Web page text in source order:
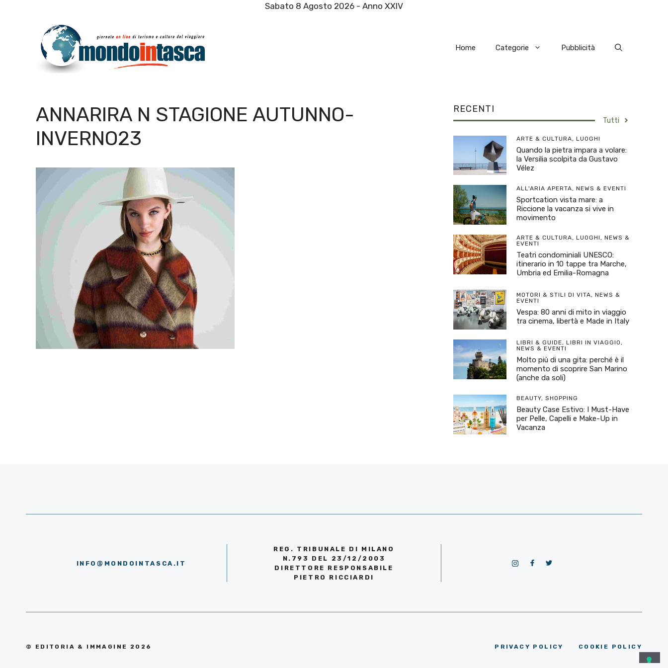
Sabato 8 Agosto 2026 - Anno XXIV
Home Categorie Pubblicità
ANNARIRA N STAGIONE AUTUNNO-
INVERNO23
RECENTI
Tutti
ARTE & CULTURA, LUOGHI
Quando la pietra impara a volare:
la Versilia scolpita da Gustavo
Vélez
ALL'ARIA APERTA, NEWS & EVENTI
Sportcation vista mare: a
Riccione la vacanza si vive in
movimento
ARTE & CULTURA, LUOGHI, NEWS &
EVENTI
Teatri condominiali UNESCO:
itinerario in 10 tappe tra Marche,
Umbria ed Emilia-Romagna
MOTORI & STILI DI VITA, NEWS &
EVENTI
Vespa: 80 anni di mito in viaggio
tra cinema, libertà e Made in Italy
LIBRI & GUIDE, LIBRI IN VIAGGIO,
NEWS & EVENTI
Molto più di una gita: perché è il
momento di scoprire San Marino
(anche da soli)
BEAUTY, SHOPPING
Beauty Case Estivo: I Must-Have
per Pelle, Capelli e Make-Up in
Vacanza
INFO@MONDOINTASCA.IT
REG. TRIBUNALE DI MILANO
N.793 DEL 23/12/2003
DIRETTORE RESPONSABILE
PIETRO RICCIARDI
© EDITORIA & IMMAGINE 2026 PRIVACY POLICY COOKIE POLICY